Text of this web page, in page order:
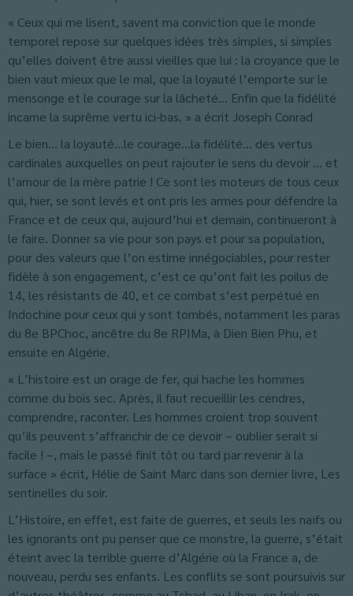
« Ceux qui me lisent, savent ma conviction que le monde
temporel repose sur quelques idées très simples, si simples
qu’elles doivent être aussi vieilles que lui : la croyance que le
bien vaut mieux que le mal, que la loyauté l’emporte sur le
mensonge et le courage sur la lâcheté… Enfin que la fidélité
incarne la suprême vertu ici-bas. » a écrit Joseph Conrad
Le bien… la loyauté…le courage…la fidélité… des vertus
cardinales auxquelles on peut rajouter le sens du devoir … et
l’amour de la mère patrie ! Ce sont les moteurs de tous ceux
qui, hier, se sont levés et ont pris les armes pour défendre la
France et de ceux qui, aujourd’hui et demain, continueront à
le faire. Donner sa vie pour son pays et pour sa population,
pour des valeurs que l’on estime innégociables, pour rester
fidèle à son engagement, c’est ce qu’ont fait les poilus de
14, les résistants de 40, et ce combat s’est perpétué en
Indochine pour ceux qui y sont tombés, notamment les paras
du 8e BPChoc, ancêtre du 8e RPIMa, à Dien Bien Phu, et
ensuite en Algérie.
« L’histoire est un orage de fer, qui hache les hommes
comme du bois sec. Après, il faut recueillir les cendres,
comprendre, raconter. Les hommes croient trop souvent
qu’ils peuvent s’affranchir de ce devoir – oublier serait si
facile ! –, mais le passé finit tôt ou tard par revenir à la
surface » écrit, Hélie de Saint Marc dans son dernier livre, Les
sentinelles du soir.
L’Histoire, en effet, est faite de guerres, et seuls les naïfs ou
les ignorants ont pu penser que ce monstre, la guerre, s’était
éteint avec la terrible guerre d’Algérie où la France a, de
nouveau, perdu ses enfants. Les conflits se sont poursuivis sur